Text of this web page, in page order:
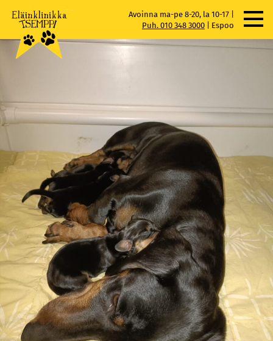
Skip
content
Avoinna ma-pe 8-20, la 10-17 |
Puh. 010 348 3000
Espoo